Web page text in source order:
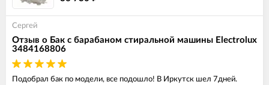
Сергей
Отзыв о Бак с барабаном стиральной машины Electrolux
3484168806
Подобрал бак по модели, все подошло! В Иркутск шел 7дней.